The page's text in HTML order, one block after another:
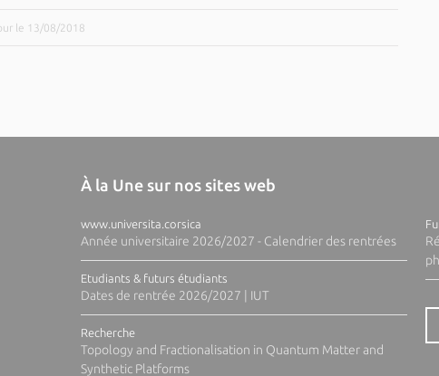
le 13/08/2018
À la Une sur nos sites web
www.universita.corsica
Année universitaire 2026/2027 - Calendrier des rentrées
Etudiants & futurs étudiants
Dates de rentrée 2026/2027 | IUT
Recherche
Topology and Fractionalisation in Quantum Matter and
Synthetic Platforms